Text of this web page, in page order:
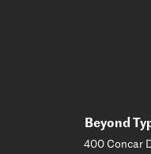
Beyond
400 Concar